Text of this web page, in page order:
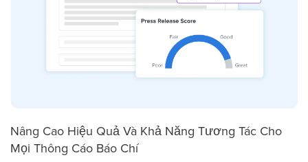
Nâng Cao Hiệu Quả Và Khả Năng Tương Tác Cho
Mọi Thông Cáo Báo Chí